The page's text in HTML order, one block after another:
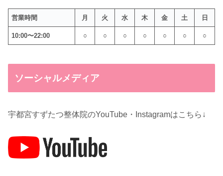
営業時間 月 火 水 木 金 土 日
10:00〜22:00 ○ ○ ○ ○ ○ ○ ○
ソーシャルメディア
宇都宮すずたつ整体院のYouTube・Instagramはこちら↓